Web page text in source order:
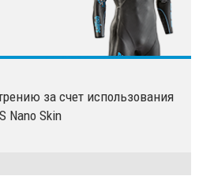
за счет использования
Nano Skin